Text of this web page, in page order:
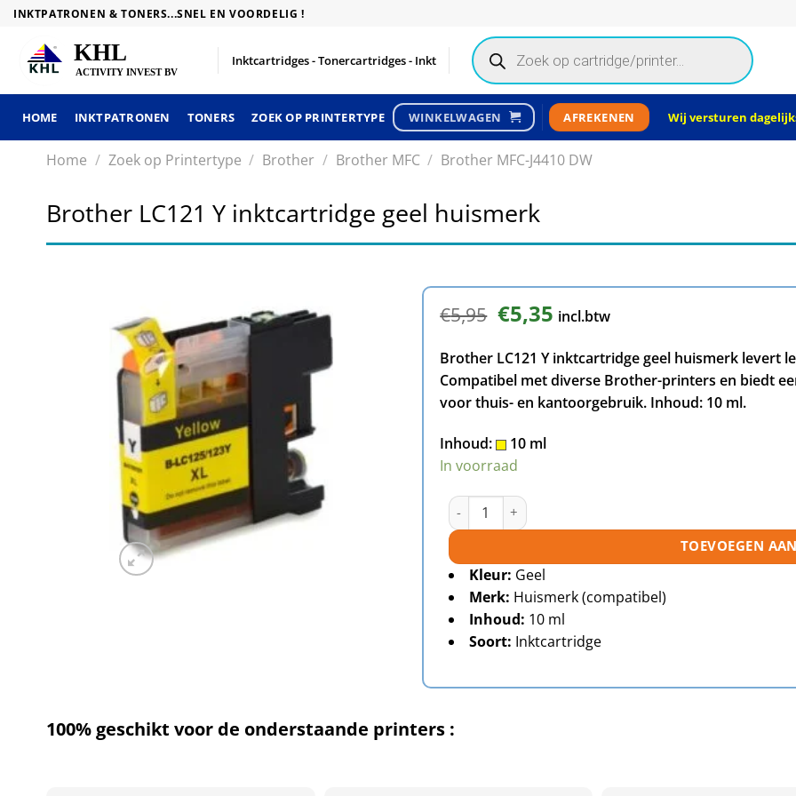
Skip
content
INKTPATRONEN & TONERS...SNEL EN VOORDELIG !
Inktcartridges - Tonercartridges - Inkt
Products
search
HOME INKTPATRONEN TONERS ZOEK OP PRINTERTYPE WINKELWAGEN AFREKENEN Wij versturen
Home / Zoek op Printertype / Brother / Brother MFC / Brother MFC-J4410 DW
Brother LC121 Y inktcartridge geel huismerk
€5,95 Oorspronkelijke
prijs
was:
€5,95.
€5,35Huidige
prijs
is:
€5,35.
incl.btw
Brother LC121 Y inktcartridge geel huismerk levert
Compatibel met diverse Brother-printers en biedt
voor thuis- en kantoorgebruik. Inhoud: 10 ml.
Inhoud:
10 ml
In voorraad
Brother LC121 Y inktcartridge geel huismerk aantal
TOEVOEGEN
Kleur: Geel
Merk: Huismerk (compatibel)
Inhoud: 10 ml
Soort: Inktcartridge
100% geschikt voor de onderstaande printers :